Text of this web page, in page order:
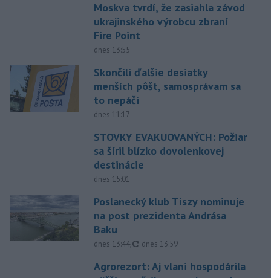
Moskva tvrdí, že zasiahla závod
ukrajinského výrobcu zbraní
Fire Point
dnes 13:55
Skončili ďalšie desiatky
menších pôšt, samosprávam sa
to nepáči
dnes 11:17
STOVKY EVAKUOVANÝCH: Požiar
sa šíril blízko dovolenkovej
destinácie
dnes 15:01
Poslanecký klub Tiszy nominuje
na post prezidenta Andrása
Baku
dnes 13:44, aktualizované
dnes 13:59
Agrorezort: Aj vlani hospodárila